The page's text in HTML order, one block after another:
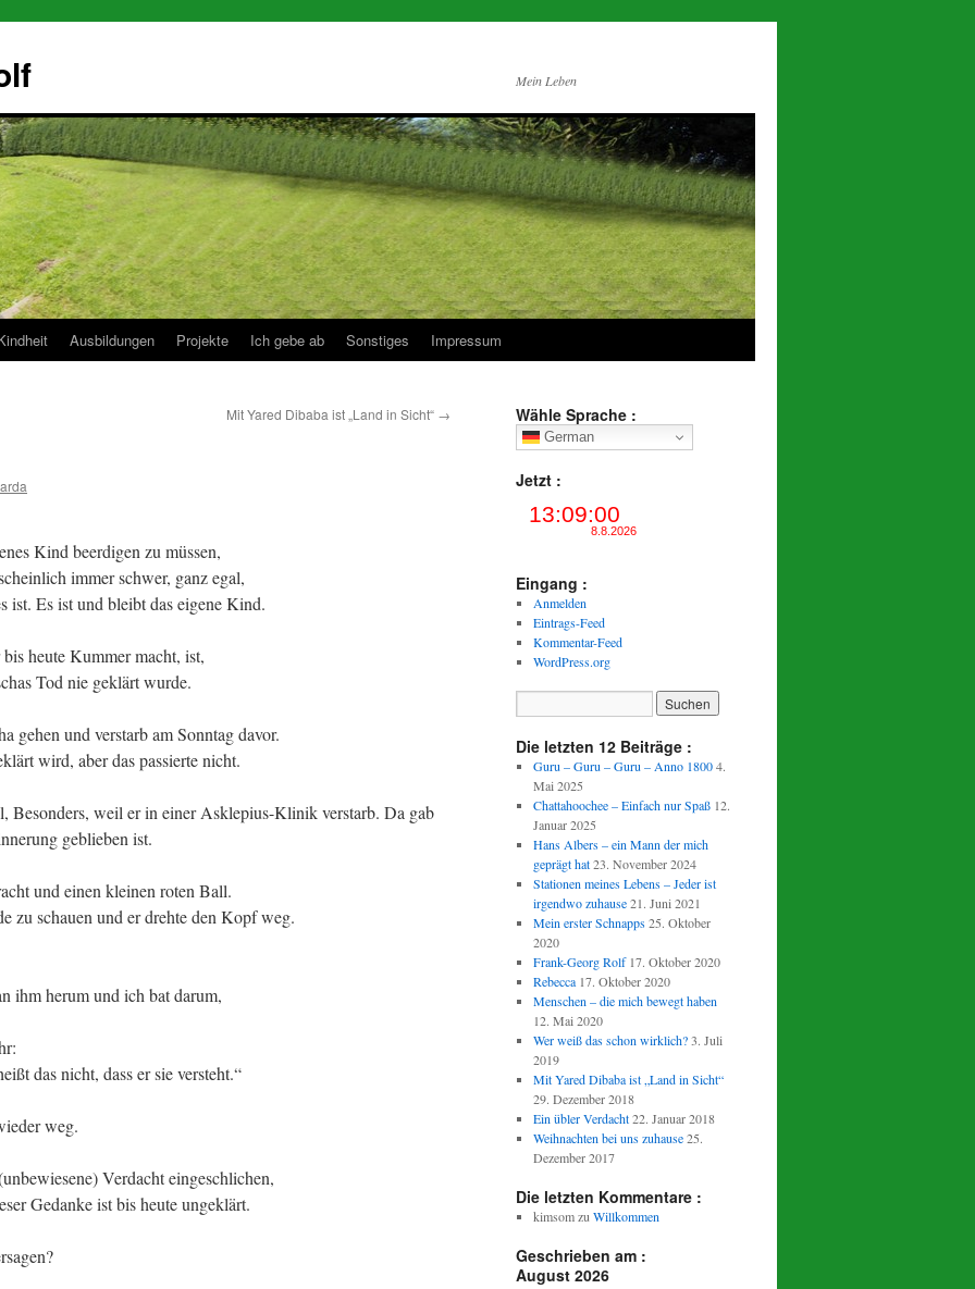
Mein Leben
Ausbildungen Projekte Ich gebe ab Sonstiges Impressum
Mit Yared Dibaba ist „Land in Sicht“ →
Kind beerdigen zu müssen,
immer schwer, ganz egal,
ist. Es ist und bleibt das eigene Kind.
heute Kummer macht, ist,
Tod nie geklärt wurde.
gehen und verstarb am Sonntag davor.
wird, aber das passierte nicht.
Besonders, weil er in einer Asklepius-Klinik verstarb. Da gab
geblieben ist.
und einen kleinen roten Ball.
zu schauen und er drehte den Kopf weg.
ihm herum und ich bat darum,
das nicht, dass er sie versteht.“
weg.
Verdacht eingeschlichen,
Gedanke ist bis heute ungeklärt.
Wähle Sprache :
German
Jetzt :
Eingang :
Anmelden
Eintrags-Feed
Kommentar-Feed
WordPress.org
Die letzten 12 Beiträge :
Guru – Guru – Guru – Anno 1800 4.
Mai 2025
Chattahoochee – Einfach nur Spaß 12.
Januar 2025
Hans Albers – ein Mann der mich
geprägt hat 23. November 2024
Stationen meines Lebens – Jeder ist
irgendwo zuhause 21. Juni 2021
Mein erster Schnapps 25. Oktober
2020
Frank-Georg Rolf 17. Oktober 2020
Rebecca 17. Oktober 2020
Menschen – die mich bewegt haben
12. Mai 2020
Wer weiß das schon wirklich? 3. Juli
2019
Mit Yared Dibaba ist „Land in Sicht“
29. Dezember 2018
Ein übler Verdacht 22. Januar 2018
Weihnachten bei uns zuhause 25.
Dezember 2017
Die letzten Kommentare :
kimsomzu Willkommen
Geschrieben am :
August 2026